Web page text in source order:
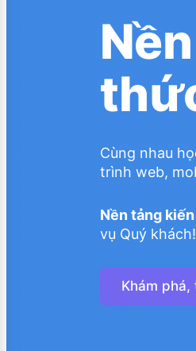
Cùng nhau
trình web,
Nền tảng
vụ Quý khách!
Khám